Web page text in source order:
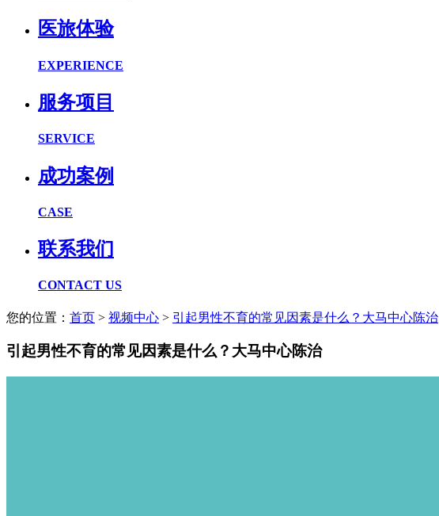
医旅体验
EXPERIENCE
服务项目
SERVICE
成功案例
CASE
联系我们
CONTACT US
您的位置： 首页 > 视频中心 > 引起男性不育的常见因素是什么？大马中心陈治
引起男性不育的常见因素是什么？大马中心陈治